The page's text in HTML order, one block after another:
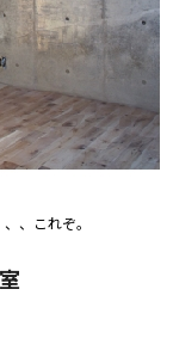
、これぞ。